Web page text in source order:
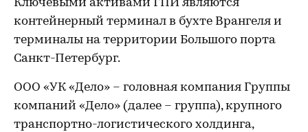
Ключевыми активами ГПИ являются
контейнерный терминал в бухте Врангеля и
терминалы на территории Большого порта
Санкт-Петербург.
ООО «УК «Дело» – головная компания Группы
компаний «Дело» (далее – группа), крупного
транспортно-логистического холдинга,